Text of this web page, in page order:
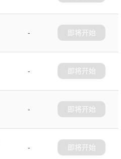
-
即将开始
-
即将开始
-
即将开始
-
即将开始